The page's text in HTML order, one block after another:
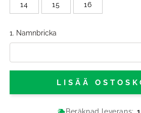
14 15 16
1. Namnbricka
LISÄÄ